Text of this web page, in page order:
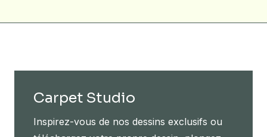
Carpet Studio
Inspirez-vous de nos dessins exclusifs ou